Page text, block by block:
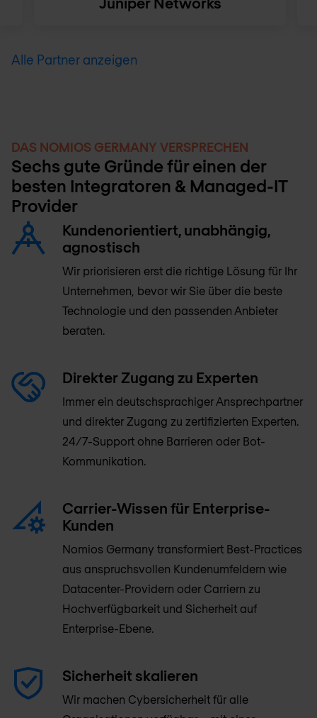
Alle Partner anzeigen
DAS NOMIOS GERMANY VERSPRECHEN
Sechs gute Gründe für einen der
besten Integratoren & Managed-IT
Provider
Kundenorientiert, unabhängig,
agnostisch
Wir priorisieren erst die richtige Lösung für Ihr
Unternehmen, bevor wir Sie über die beste
Technologie und den passenden Anbieter
beraten.
Direkter Zugang zu Experten
Immer ein deutschsprachiger Ansprechpartner
und direkter Zugang zu zertifizierten Experten.
24/7-Support ohne Barrieren oder Bot-
Kommunikation.
Carrier-Wissen für Enterprise-
Kunden
Nomios Germany transformiert Best-Practices
aus anspruchsvollen Kundenumfeldern wie
Datacenter-Providern oder Carriern zu
Hochverfügbarkeit und Sicherheit auf
Enterprise-Ebene.
Sicherheit skalieren
Wir machen Cybersicherheit für alle